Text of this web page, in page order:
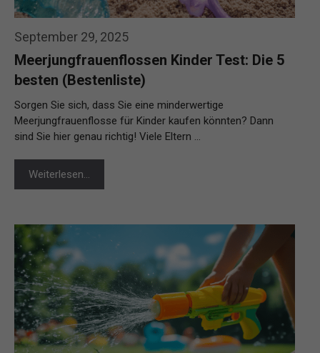
September 29, 2025
Meerjungfrauenflossen Kinder Test: Die 5
besten (Bestenliste)
Sorgen Sie sich, dass Sie eine minderwertige
Meerjungfrauenflosse für Kinder kaufen könnten? Dann
sind Sie hier genau richtig! Viele Eltern …
Weiterlesen…